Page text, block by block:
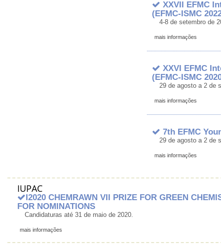
XXVII EFMC
(EFMC-ISMC
4-8 de setembro de
mais informações
XXVI EFMC
(EFMC-ISMC
29 de agosto a 2 de
mais informações
7th EFMC
29 de agosto a 2 de
mais informações
IUPAC
I2020 CHEMRAWN VII PRIZE FOR GREEN
FOR NOMINATIONS
Candidaturas até 31 de maio de 2020.
mais informações